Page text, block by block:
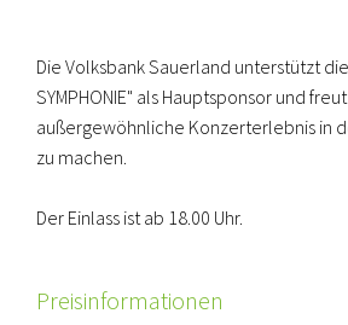
Die Volksbank Sauerland unterstützt die
SYMPHONIE" als Hauptsponsor und
außergewöhnliche Konzerterlebnis in
zu machen.
Der Einlass ist ab 18.00 Uhr.
Preisinformationen